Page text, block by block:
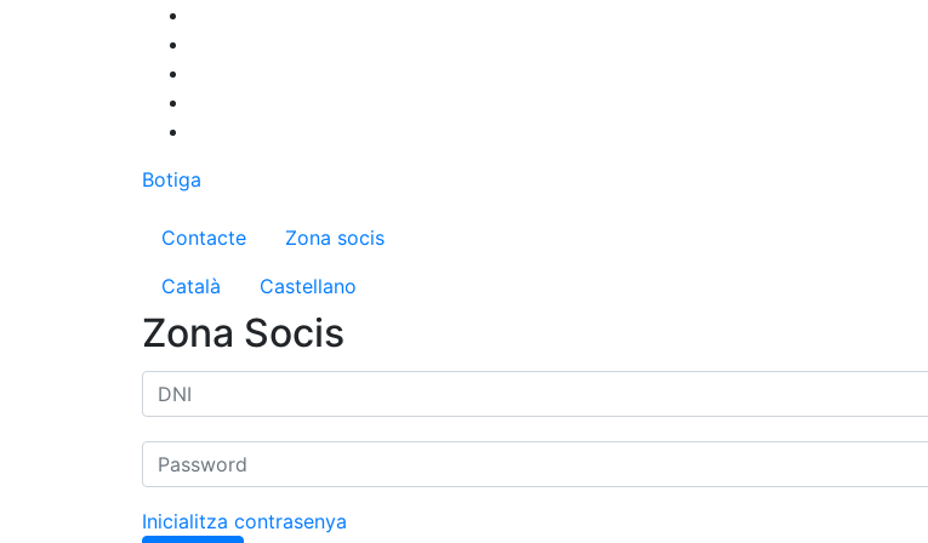
Botiga
Menú del compte d'usuari
Contacte
Zona socis
Català
Castellano
Zona Socis
Inicialitza contrasenya